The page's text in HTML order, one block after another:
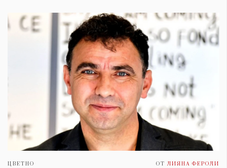
ЦВЕТНО ОТ ЛИЯНА ФЕРОЛИ